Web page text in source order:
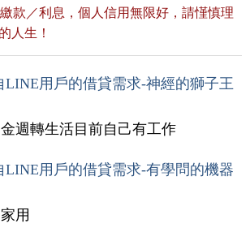
款／利息，個人信用無限好，請慬慎理
人生！
LINE用戶的借貸需求-神經的獅子王
週轉生活目前自己有工作
LINE用戶的借貸需求-有學問的機器
用